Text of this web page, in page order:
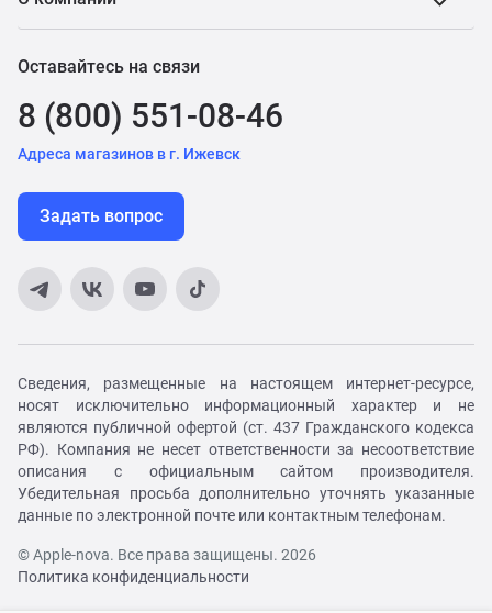
Оставайтесь на связи
8 (800) 551-08-46
Адреса магазинов в г. Ижевск
Задать вопрос
Сведения, размещенные на настоящем интернет-ресурсе,
носят исключительно информационный характер и не
являются публичной офертой (ст. 437 Гражданского кодекса
РФ). Компания не несет ответственности за несоответствие
описания с официальным сайтом производителя.
Убедительная просьба дополнительно уточнять указанные
данные по электронной почте или контактным телефонам.
© Apple-nova. Все права защищены. 2026
Политика конфиденциальности